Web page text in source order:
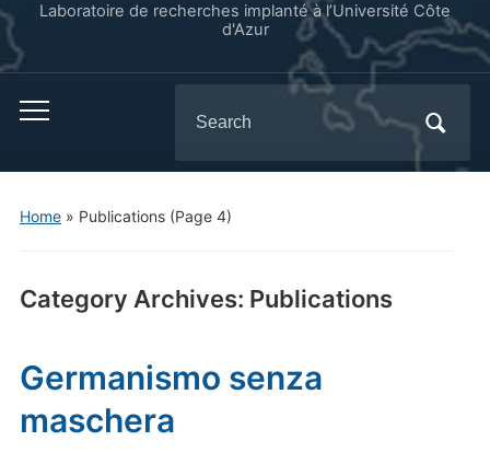
Laboratoire de recherches implanté à l’Université Côte
d'Azur
for:
Home» Publications(Page 4)
Category Archives: Publications
Germanismo senza
maschera